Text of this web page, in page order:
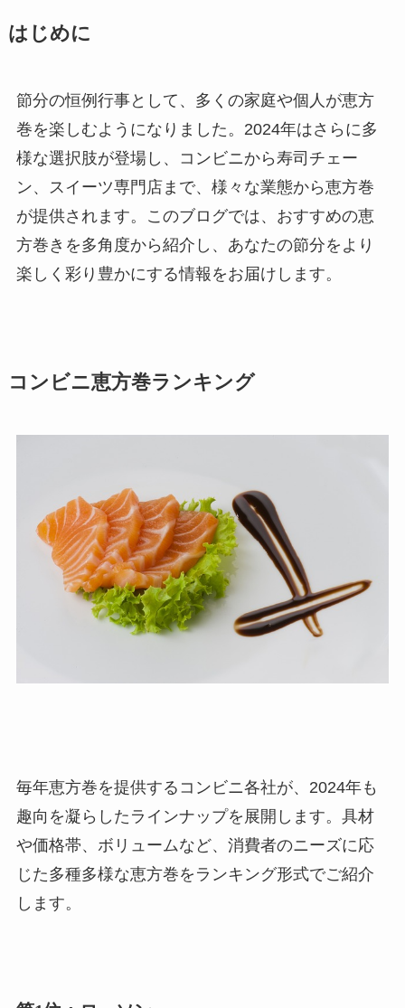
はじめに
節分の恒例行事として、多くの家庭や個人が恵方
巻を楽しむようになりました。2024年はさらに多
様な選択肢が登場し、コンビニから寿司チェー
ン、スイーツ専門店まで、様々な業態から恵方巻
が提供されます。このブログでは、おすすめの恵
方巻きを多角度から紹介し、あなたの節分をより
楽しく彩り豊かにする情報をお届けします。
コンビニ恵方巻ランキング
毎年恵方巻を提供するコンビニ各社が、2024年も
趣向を凝らしたラインナップを展開します。具材
や価格帯、ボリュームなど、消費者のニーズに応
じた多種多様な恵方巻をランキング形式でご紹介
します。